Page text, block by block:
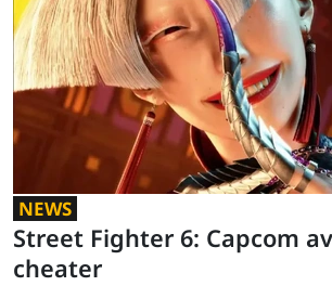
NEWS
Street Fighter 6: Capcom
cheater